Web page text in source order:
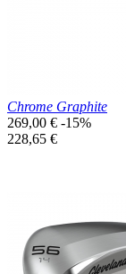
Chrome Graphite
Prix
de
269,00 € -15%
Prix
228,65 €
Prix réduit
Aperçu rapide